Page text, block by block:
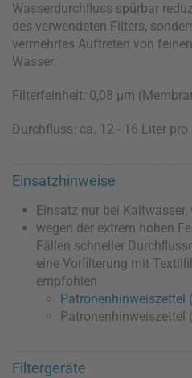
Wasserdurchﬂuss spürbar
des verwendeten Filters,
vermehrtes Auftreten von
Wasser.
Filterfeinheit:0,08 µm
Durchfluss:ca. 12 - 16 Liter pro
Einsatzhinweise
Einsatz nur bei
wegen der extrem hohen
Fällen schneller
eine Vorﬁlterung mit
empfohlen
Patronenhinweiszettel
Patronenhinweiszettel
Filtergeräte